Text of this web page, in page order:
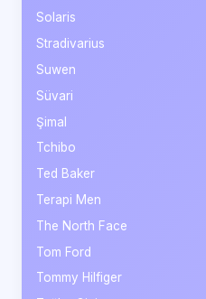
Solaris
Stradivarius
Suwen
Süvari
Şimal
Tchibo
Ted Baker
Terapi Men
The North Face
Tom Ford
Tommy Hilfiger